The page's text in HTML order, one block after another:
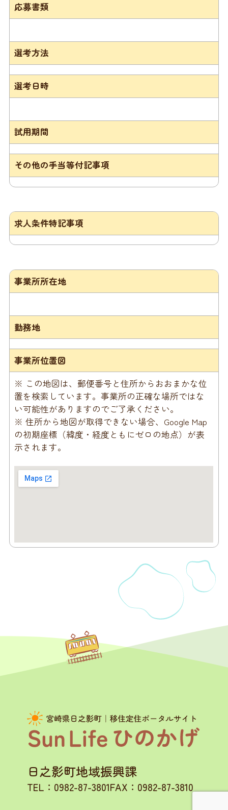
応募書類
選考方法
選考日時
試用期間
その他の手当等付記事項
求人条件特記事項
事業所所在地
勤務地
事業所位置図
※ この地図は、郵便番号と住所からおおまかな位
置を検索しています。事業所の正確な場所ではな
い可能性がありますのでご了承ください。
※ 住所から地図が取得できない場合、Google Map
の初期座標（緯度・経度ともにゼロの地点）が表
示されます。
日之影町地域振興課
TEL：0982-87-3801FAX：0982-87-3810